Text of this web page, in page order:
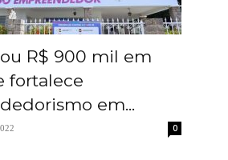
R$ 900 mil em
fortalece
em...
0